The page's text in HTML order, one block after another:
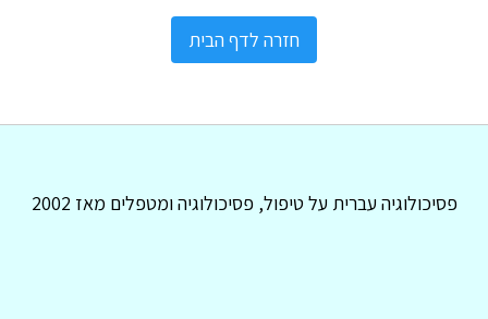
חזרה לדף הבית
פסיכולוגיה עברית על טיפול, פסיכולוגיה ומטפלים מאז 2002